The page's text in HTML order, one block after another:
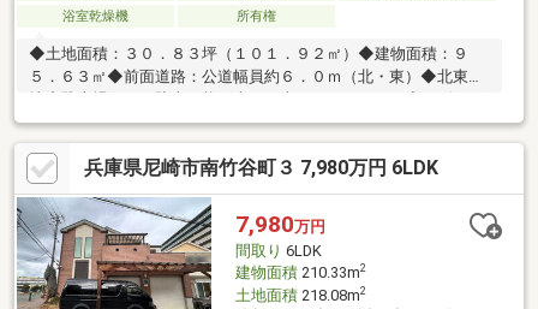
浴室乾燥機
所有権
◆土地面積：３０．８３坪（１０１．９２㎡）◆建物面積：９
５．６３㎡◆前面道路：公道幅員約６．０ｍ（北・東）◆北東角
上部吹抜なので開放感がございます。◆ＷＩＣあり◆全居室収納
あり◆室内大変丁寧にお使いです。【周辺環境】 ●竹谷小学
校 約６５０ｍ ●中央中学校 約２３００ｍ ●関西スーパー出
屋敷店 約４００ｍ ●デイリーヤマザキ阪神出屋敷店 約３５
０ｍ ●出屋敷西公園 約１５０ｍ
兵庫県尼崎市南竹谷町３ 7,980万円 6LDK
7,980万円
間取り 6LDK
建物面積210.33m2
土地面積218.08m2